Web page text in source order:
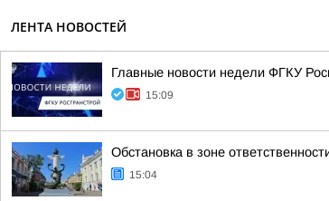
ЛЕНТА НОВОСТЕЙ
Главные новости недели ФГКУ
15:09
Обстановка в зоне
15:04